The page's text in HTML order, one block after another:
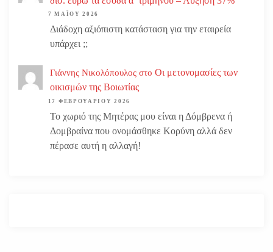
7 ΜΑΪ́ΟΥ 2026
Διάδοχη αξιόπιστη κατάσταση για την εταιρεία
υπάρχει ;;
Γιάννης Νικολόπουλος στο Οι μετονομασίες των
οικισμών της Βοιωτίας
17 ΦΕΒΡΟΥΑΡΊΟΥ 2026
Το χωριό της Μητέρας μου είναι η Δόμβρενα ή
Δομβραίνα που ονομάσθηκε Κορύνη αλλά δεν
πέρασε αυτή η αλλαγή!